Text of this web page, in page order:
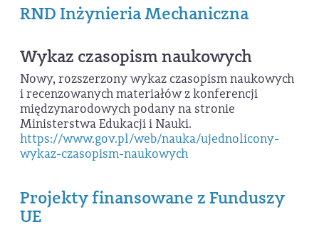
RND Inżynieria Mechaniczna
Wykaz czasopism naukowych
Nowy, rozszerzony wykaz czasopism naukowych
i recenzowanych materiałów z konferencji
międzynarodowych podany na stronie
Ministerstwa Edukacji i Nauki.
https://www.gov.pl/web/nauka/ujednolicony-
wykaz-czasopism-naukowych
Projekty finansowane z Funduszy
UE